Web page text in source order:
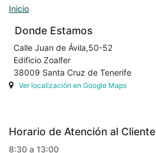
Inicio
Donde Estamos
Calle Juan de Ávila,50-52
Edificio Zoalfer
38009 Santa Cruz de Tenerife
Ver localización en Google Maps
Horario de Atención al Cliente
8:30 a 13:00